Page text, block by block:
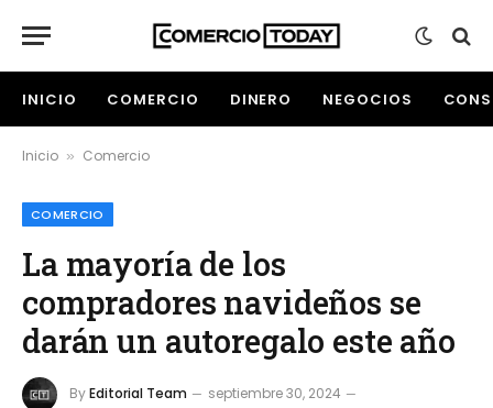
INICIO COMERCIO DINERO NEGOCIOS
Inicio » Comercio
COMERCIO
La mayoría de los
compradores navideños se
darán un autoregalo este año
ByEditorial Team
septiembre 30, 2024